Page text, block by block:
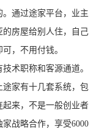
通过途家平台，业主
房屋给别人住，自己
，不用付钱。
术职称和客源通道。
家有十几套系统，包
来，不是一般创业者
战略合作，享受6000